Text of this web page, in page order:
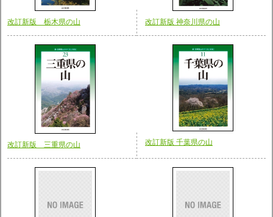
改訂新版 栃木県の山 改訂新版 神奈川県の山
改訂新版 三重県の山 改訂新版 千葉県の山